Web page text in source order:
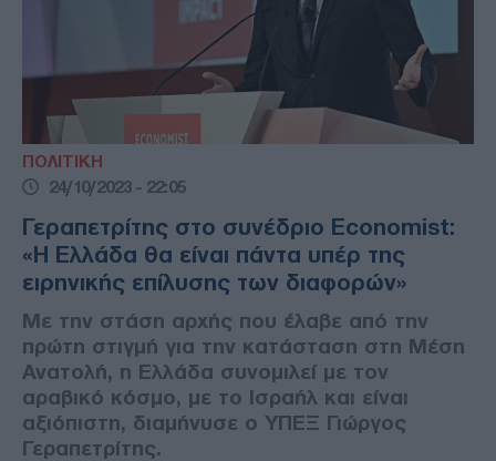
ΠΟΛΙΤΙΚΗ
24/10/2023 - 22:05
Γεραπετρίτης στο συνέδριο Economist:
«Η Ελλάδα θα είναι πάντα υπέρ της
ειρηνικής επίλυσης των διαφορών»
Με την στάση αρχής που έλαβε από την
πρώτη στιγμή για την κατάσταση στη Μέση
Ανατολή, η Ελλάδα συνομιλεί με τον
αραβικό κόσμο, με το Ισραήλ και είναι
αξιόπιστη, διαμήνυσε ο ΥΠΕΞ Γιώργος
Γεραπετρίτης.